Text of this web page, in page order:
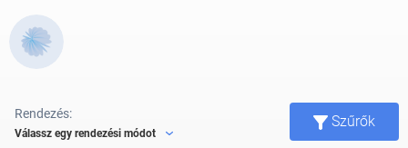
Rendezés:
Válassz egy rendezési módot
Szűrők